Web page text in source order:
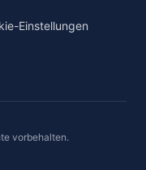
Einstellungen
vorbehalten.